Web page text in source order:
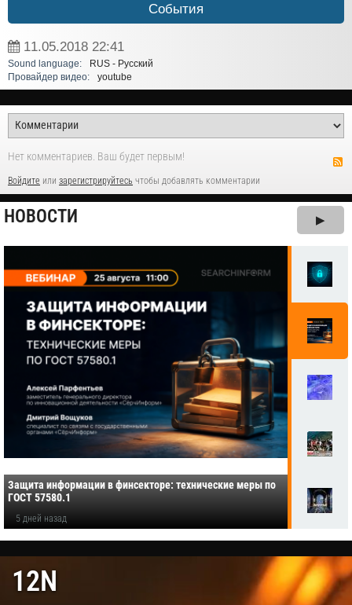
События
11.05.2018 22:41
Sound language:
RUS - Русский
Провайдер видео:
youtube
Нет комментариев. Ваш будет первым!
Войдите или зарегистрируйтесь чтобы добавлять комментарии
НОВОСТИ ▶
Защита информации в финсекторе: технические меры по
ГОСТ 57580.1
5 дней назад
12N